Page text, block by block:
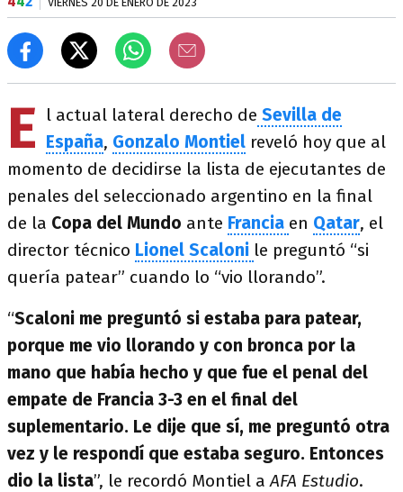
E l actual lateral derecho de Sevilla de
España, Gonzalo Montiel reveló hoy que al
momento de decidirse la lista de ejecutantes de
penales del seleccionado argentino en la final
de la Copa del Mundo ante Francia en Qatar, el
director técnico Lionel Scaloni le preguntó “si
quería patear” cuando lo “vio llorando”.
“Scaloni me preguntó si estaba para patear,
porque me vio llorando y con bronca por la
mano que había hecho y que fue el penal del
empate de Francia 3-3 en el final del
suplementario. Le dije que sí, me preguntó otra
vez y le respondí que estaba seguro. Entonces
dio la lista”, le recordó Montiel a AFA Estudio.